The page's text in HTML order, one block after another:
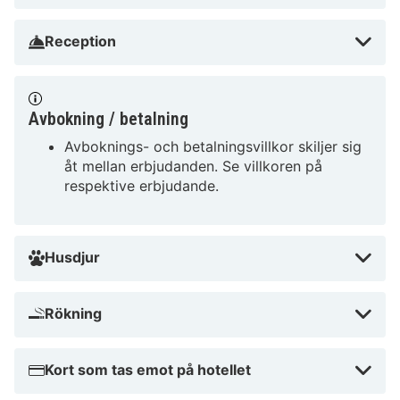
Wellness Château Capitoul
Château Capitoul erbjuder en oas av lugn med sina
välutrustade wellnessfaciliteter. Koppla av med en
Sauna
Varför vår HotelSpecialist rekommenderar
Perfekt läge nära historiska sevärdheter
Vänlig och hjälpsam personal
Unika wellnessfaciliteter
Reception
Avbokning / betalning
Avboknings- och betalningsvillkor skiljer sig
åt mellan erbjudanden. Se villkoren på
respektive erbjudande.
Husdjur
Rökning
Kort som tas emot på hotellet